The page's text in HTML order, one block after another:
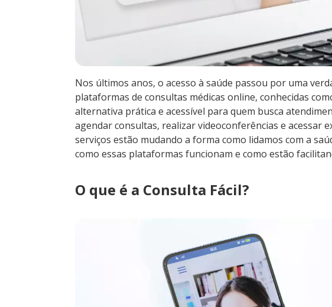
Nos últimos anos, o acesso à saúde passou por uma
plataformas de consultas médicas online, conhecidas
alternativa prática e acessível para quem busca
agendar consultas, realizar videoconferências e acessar
serviços estão mudando a forma como lidamos com a
como essas plataformas funcionam e como estão
O que é a Consulta Fácil?